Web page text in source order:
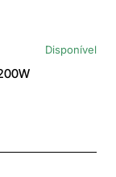
Disponível